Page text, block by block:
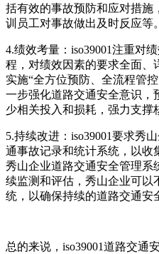
括有效的事故预防和应对措施
训员工对事故做出及时反应等。
4.绩效考量：iso39001注重对
程，对绩效因素的要求全面、
实施“全方位预防、全流程管
一步强化道路交通安全意识，
少相关投入和损耗，强力支撑
5.持续改进：iso39001要求秀
通事故记录和统计系统，以收
秀山企业道路交通安全管理系
续监测和评估，秀山企业可以
统，以确保持续的道路交通安
总的来说，iso39001道路交通